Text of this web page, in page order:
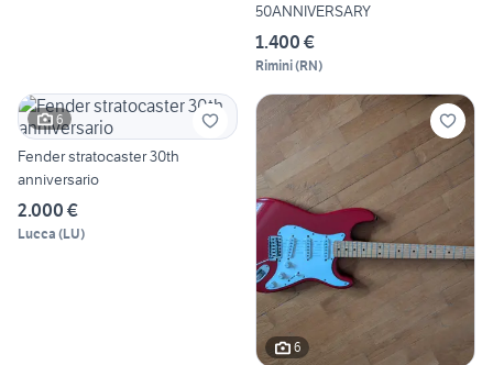
50ANNIVERSARY
1.400 €
Rimini(RN)
6
Fender stratocaster 30th
anniversario
2.000 €
Lucca (LU)
6